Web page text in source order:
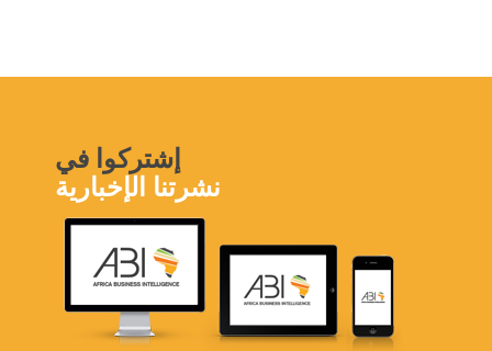
إشتركوا في
نشرتنا الإخبارية